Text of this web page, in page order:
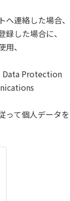
連絡した場合、
した場合に、
、
Data Protection
って個人データを